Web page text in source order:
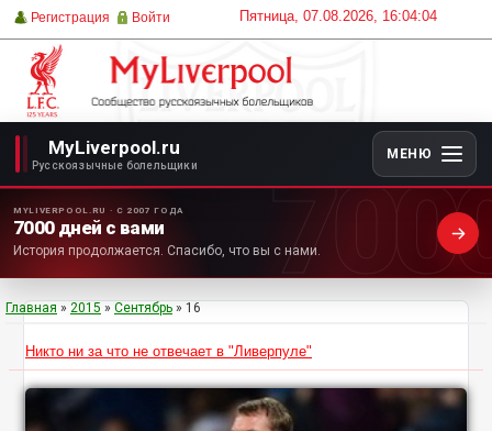
Пятница, 07.08.2026, 16:04:04
Регистрация Войти
MyLiverpool.ru
Русскоязычные болельщики
МЕНЮ
MYLIVERPOOL.RU · С 2007 ГОДА
7000 дней с вами
История продолжается. Спасибо, что вы с нами.
Главная » 2015 » Сентябрь » 16
Никто ни за что не отвечает в "Ливерпуле"